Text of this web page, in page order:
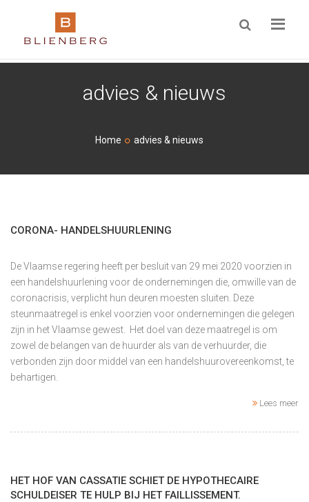
ZOEKEN
advies & nieuws
Home advies & nieuws
CORONA- HANDELSHUURLENING
De Vlaamse regering heeft per besluit van 29 mei 2020 voorzien in
een handelshuurlening voor de ondernemingen die, omwille van de
coronacrisis, verplicht hun deuren moesten sluiten. Deze
steunmaatregel is enkel voorzien voor ondernemingen die gelegen
zijn in het Vlaamse gewest. Het doel van deze maatregel is om
zowel de belangen van de huurder als van de verhuurder, die
verbonden zijn door middel van een handelshuurovereenkomst, te
behartigen.
Lees meer
HET HOF VAN CASSATIE SCHIET DE HYPOTHECAIRE
SCHULDEISER TE HULP BIJ HET FAILLISSEMENT.